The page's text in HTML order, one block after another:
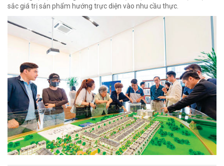
sắc giá trị sản phẩm hướng trực diện vào nhu cầu thực.